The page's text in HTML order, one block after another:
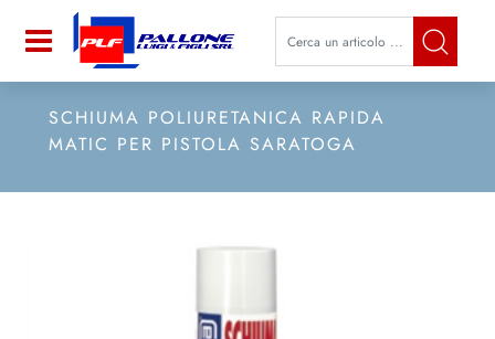
Open La modifica di un filtro
SCHIUMA POLIURETANICA RAPIDA
MATIC PER PISTOLA SARATOGA